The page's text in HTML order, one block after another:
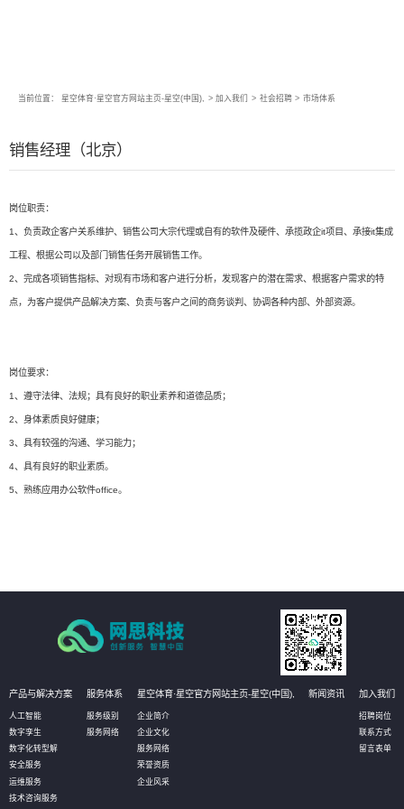
当前位置： 星空体育·星空官方网站主页-星空(中国), > 加入我们 > 社会招聘 > 市场体系
销售经理（北京）
岗位职责：
1、负责政企客户关系维护、销售公司大宗代理或自有的软件及硬件、承揽政企it项目、承接it集成
工程、根据公司以及部门销售任务开展销售工作。
2、完成各项销售指标、对现有市场和客户进行分析，发现客户的潜在需求、根据客户需求的特
点，为客户提供产品解决方案、负责与客户之间的商务谈判、协调各种内部、外部资源。
岗位要求：
1、遵守法律、法规；具有良好的职业素养和道德品质；
2、身体素质良好健康；
3、具有较强的沟通、学习能力；
4、具有良好的职业素质。
5、熟练应用办公软件office。
产品与解决方案
人工智能
数字孪生
数字化转型解
安全服务
运维服务
技术咨询服务
服务体系
服务级别
服务网络
星空体育·星空官方网站主页-星空(中国),
企业简介
企业文化
服务网络
荣誉资质
企业风采
新闻资讯 加入我们
招聘岗位
联系方式
留言表单